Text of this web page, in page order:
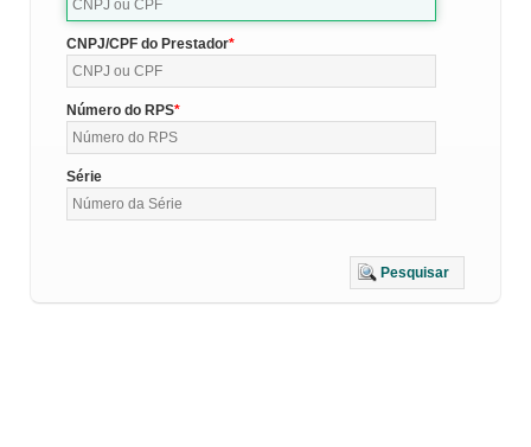
CNPJ/CPF do Prestador
Número do RPS
Série
Pesquisar